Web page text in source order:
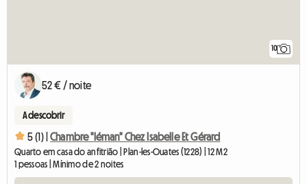
10
52 € / noite
A descobrir
5 (1) | Chambre "léman" Chez Isabelle Et Gérard
Quarto em casa do anfitrião | Plan-les-Ouates (1228) | 12 M2
1 pessoas | Mínimo de 2 noites